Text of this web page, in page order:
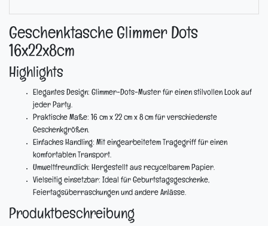
Geschenktasche Glimmer Dots
16x22x8cm
Highlights
Elegantes Design: Glimmer-Dots-Muster für einen stilvollen Look auf
jeder Party.
Praktische Maße: 16 cm x 22 cm x 8 cm für verschiedenste
Geschenkgrößen.
Einfaches Handling: Mit eingearbeitetem Tragegriff für einen
komfortablen Transport.
Umweltfreundlich: Hergestellt aus recycelbarem Papier.
Vielseitig einsetzbar: Ideal für Geburtstagsgeschenke,
Feiertagsüberraschungen und andere Anlässe.
Produktbeschreibung